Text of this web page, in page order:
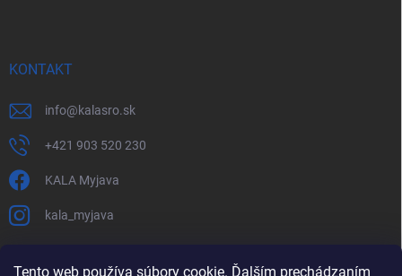
Tento web používa súbory cookie. Ďalším prechádzaním
KONTAKT
info@kalasro.sk
+421 903 520 230
KALA Myjava
kala_myjava